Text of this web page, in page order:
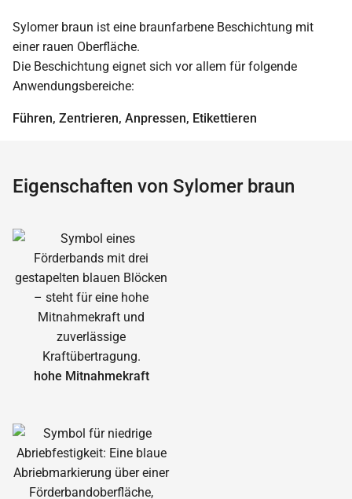
Sylomer braun ist eine braunfarbene Beschichtung mit
einer rauen Oberfläche.
Die Beschichtung eignet sich vor allem für folgende
Anwendungsbereiche:
Führen, Zentrieren, Anpressen, Etikettieren
Eigenschaften von Sylomer braun
hohe Mitnahmekraft